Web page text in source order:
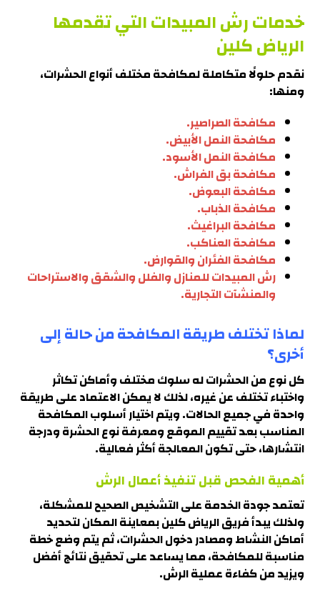
خدمات رش المبيدات التي تقدمها
الرياض كلين
نقدم حلولًا متكاملة لمكافحة مختلف أنواع الحشرات،
ومنها:
مكافحة الصراصير.
مكافحة النمل الأبيض.
مكافحة النمل الأسود.
مكافحة بق الفراش.
مكافحة البعوض.
مكافحة الذباب.
مكافحة البراغيث.
مكافحة العناكب.
مكافحة الفئران والقوارض.
رش المبيدات للمنازل والفلل والشقق والاستراحات
والمنشآت التجارية.
لماذا تختلف طريقة المكافحة من حالة إلى
أخرى؟
كل نوع من الحشرات له سلوك مختلف وأماكن تكاثر
واختباء تختلف عن غيره، لذلك لا يمكن الاعتماد على طريقة
واحدة في جميع الحالات. ويتم اختيار أسلوب المكافحة
المناسب بعد تقييم الموقع ومعرفة نوع الحشرة ودرجة
انتشارها، حتى تكون المعالجة أكثر فعالية.
أهمية الفحص قبل تنفيذ أعمال الرش
تعتمد جودة الخدمة على التشخيص الصحيح للمشكلة،
ولذلك يبدأ فريق الرياض كلين بمعاينة المكان لتحديد
أماكن النشاط ومصادر دخول الحشرات، ثم يتم وضع خطة
مناسبة للمكافحة، مما يساعد على تحقيق نتائج أفضل
ويزيد من كفاءة عملية الرش.